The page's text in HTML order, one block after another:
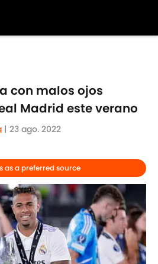
con malos ojos
Madrid este verano
| 23 ago. 2022
as a preferred source